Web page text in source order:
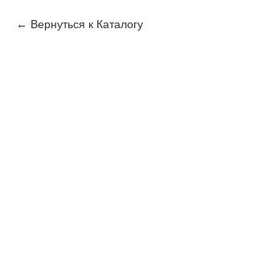
Вернуться к Каталогу